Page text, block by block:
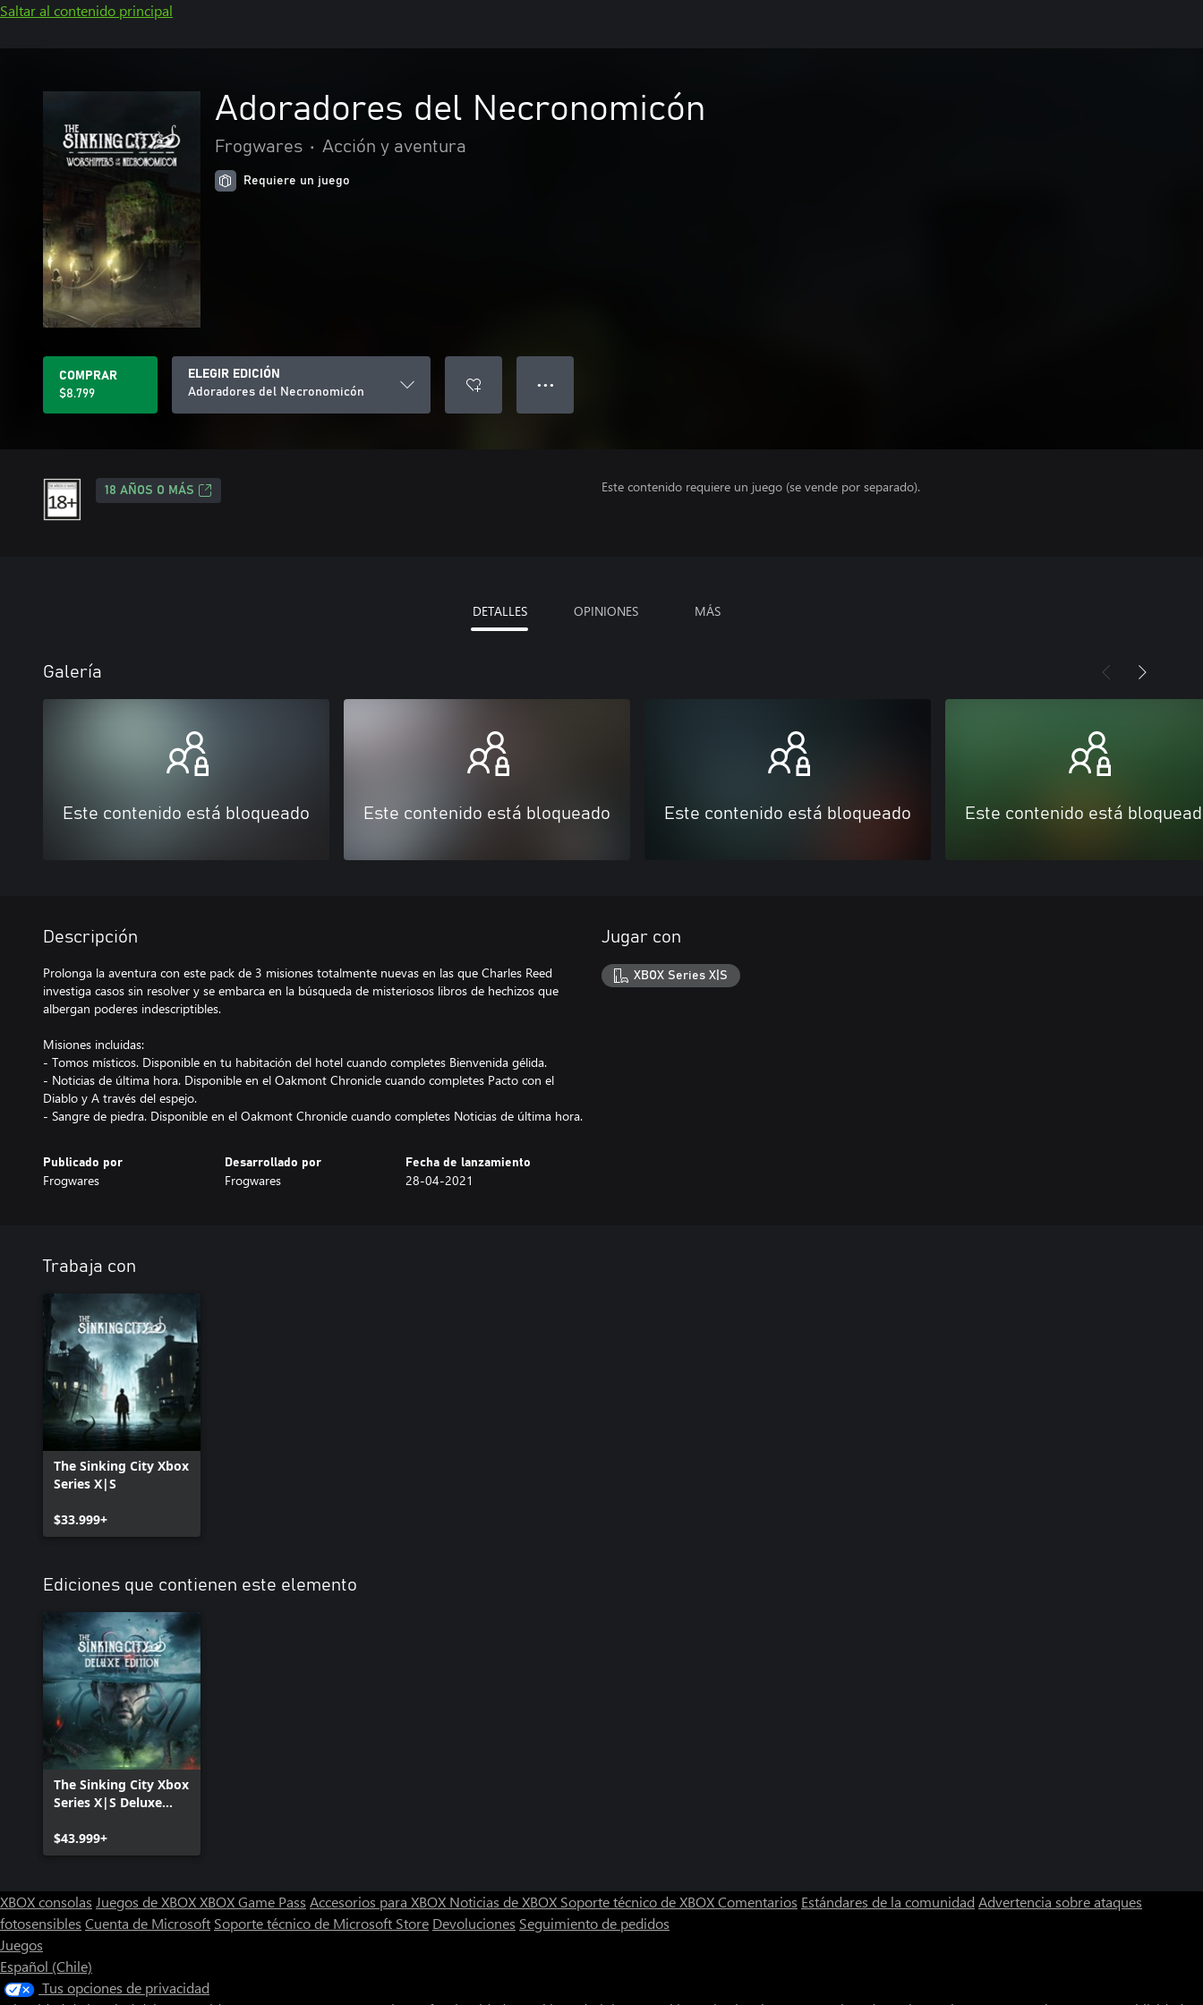
Saltar al contenido principal
Adoradores del Necronomicón
Frogwares • Acción y aventura
Requiere un juego
COMPRAR
$8.799
ELEGIR EDICIÓN
Adoradores del Necronomicón
● ● ●
18 AÑOS O MÁS Este contenido requiere un juego (se vende por separado).
DETALLES OPINIONES MÁS
Galería
Este contenido está bloqueado Este contenido está bloqueado Este contenido está bloqueado Este contenido está
Descripción
Prolonga la aventura con este pack de 3 misiones totalmente nuevas en las que Charles Reed
investiga casos sin resolver y se embarca en la búsqueda de misteriosos libros de hechizos que
albergan poderes indescriptibles.
Misiones incluidas:
- Tomos místicos. Disponible en tu habitación del hotel cuando completes Bienvenida gélida.
- Noticias de última hora. Disponible en el Oakmont Chronicle cuando completes Pacto con el
Diablo y A través del espejo.
- Sangre de piedra. Disponible en el Oakmont Chronicle cuando completes Noticias de última hora.
Publicado por
Frogwares
Desarrollado por
Frogwares
Fecha de lanzamiento
28-04-2021
Jugar con
XBOX Series X|S
Trabaja con
The Sinking City Xbox
Series X|S
$33.999+
Ediciones que contienen este elemento
The Sinking City Xbox
Series X|S Deluxe
$43.999+
XBOX consolas Juegos de XBOXXBOX Game Pass Accesorios para XBOX Noticias de XBOX Soporte técnico de XBOXComentarios Estándares de la comunidad Advertencia sobre ataques
fotosensibles Cuenta de Microsoft Soporte técnico de Microsoft Store Devoluciones Seguimiento de pedidos
Juegos
Español (Chile)
Tus opciones de privacidad